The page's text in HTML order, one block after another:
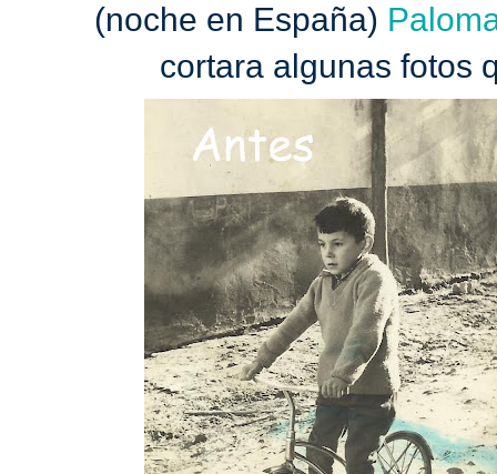
(noche en España)
cortara algunas fotos